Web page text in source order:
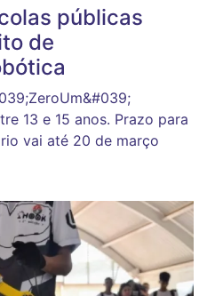
públicas
de
13 e 15 anos. Prazo para
vai até 20 de março